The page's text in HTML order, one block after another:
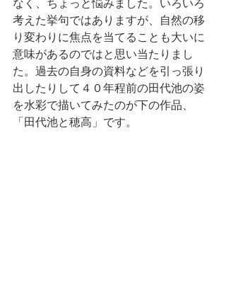
考えた挙句ではありますが、自然の移
り変わりに焦点を当てることも大いに
意味があるのではと思い当たりまし
た。過去の自身の資料などを引っ張り
出したりして４０年程前の田代池の姿
を水彩で描いてみたのが下の作品、
「田代池と穂高」です。